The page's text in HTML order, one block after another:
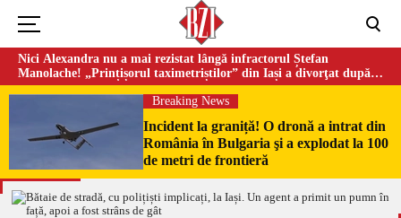
Nici Alexandra nu a mai rezistat lângă infractorul Ștefan
Manolache! „Prințișorul taximetriștilor” din Iași a divorţat după
doi ani de căsnicie
Breaking News
Incident la graniță! O dronă a intrat din
România în Bulgaria şi a explodat la 100
de metri de frontieră